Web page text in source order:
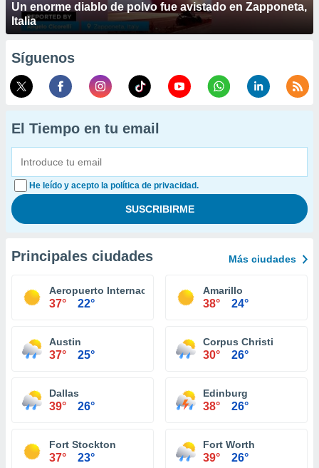
Un enorme diablo de polvo fue avistado en Zapponeta,
Italia
Síguenos
El Tiempo en tu email
He leído y acepto la política de privacidad.
Principales ciudades Más ciudades
Aeropuerto Internacional El Paso
37° 22°
Amarillo
38° 24°
Austin
37° 25°
Corpus Christi
30° 26°
Dallas
39° 26°
Edinburg
38° 26°
Fort Stockton
37° 23°
Fort Worth
39° 26°